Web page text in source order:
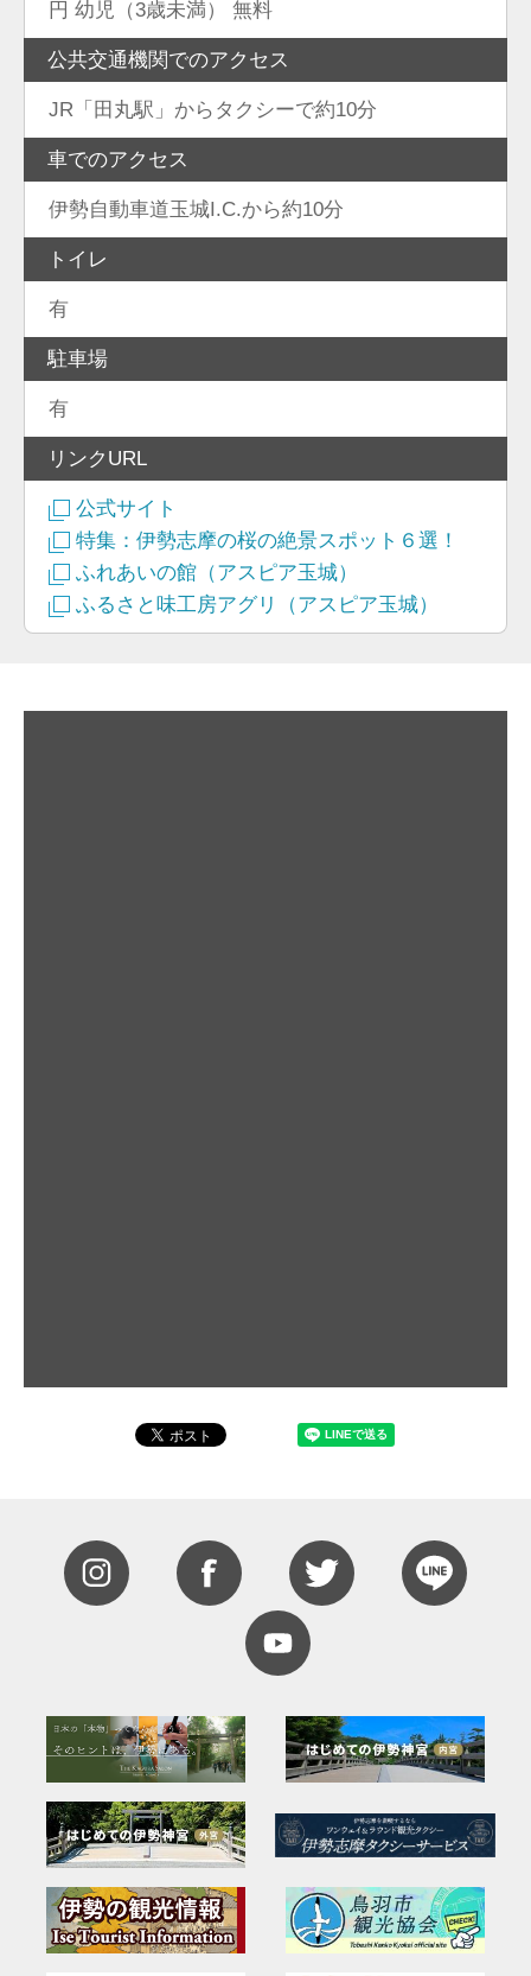
円 幼児（3歳未満） 無料
公共交通機関でのアクセス
JR「田丸駅」からタクシーで約10分
車でのアクセス
伊勢自動車道玉城I.C.から約10分
トイレ
有
駐車場
有
リンクURL
公式サイト
特集：伊勢志摩の桜の絶景スポット６選！
ふれあいの館（アスピア玉城）
ふるさと味工房アグリ（アスピア玉城）